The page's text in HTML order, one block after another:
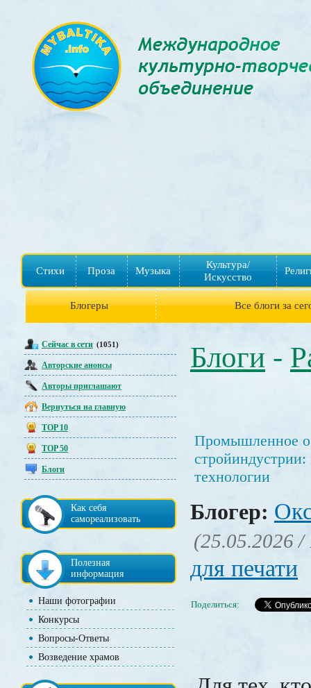
Стихи Проза Музыка
Культура/
Искусство
Блогеры Все блоги за
Сейчас в сети (1051)
Авторские анонсы
Авторы приглашают
Вернуться на главную
TOP 10
TOP 50
Блоги
Как себя
самореализовать
Полезная
информация
Наши фотографии
Конкурсы
Вопросы-Ответы
Возведение храмов
Блоги -
Промышленное
технологии
Блогер:
(25.05.2026 /
для печати
Поделиться: